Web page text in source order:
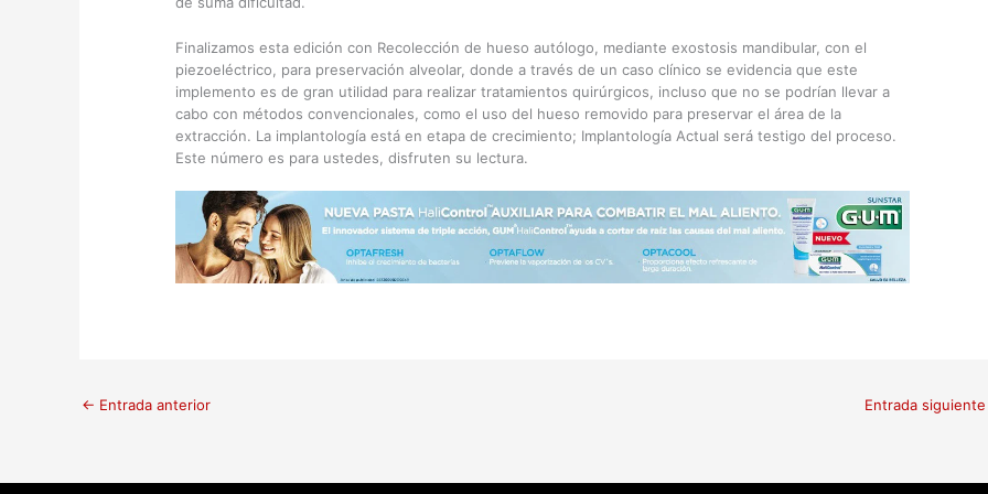
Finalizamos esta edición con Recolección de hueso autólogo, mediante exostosis mandibular, con el
piezoeléctrico, para preservación alveolar, donde a través de un caso clínico se evidencia que este
implemento es de gran utilidad para realizar tratamientos quirúrgicos, incluso que no se podrían llevar a
cabo con métodos convencionales, como el uso del hueso removido para preservar el área de la
extracción. La implantología está en etapa de crecimiento; Implantología Actual será testigo del proceso.
Este número es para ustedes, disfruten su lectura.
← Entrada anterior Entrada